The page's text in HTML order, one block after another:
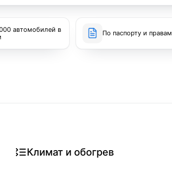
автомобилей в
По паспорту и правам
Климат и обогрев